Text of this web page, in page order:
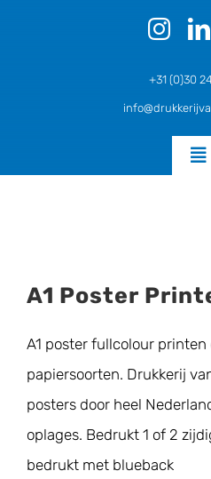
+31 (0)30
Zakelijk
A1 Poster
A1 poster fullcolour
papiersoorten. Drukkerij
posters door heel
oplages. Bedrukt 1 of 2
bedrukt met blueback